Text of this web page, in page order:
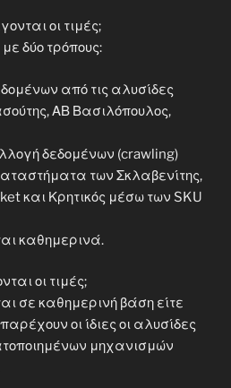
οι τιμές;
δύο τρόπους:
από τις αλυσίδες
ΑΒ Βασιλόπουλος,
δεδομένων (crawling)
των Σκλαβενίτης,
και Κρητικός μέσω των SKU
καθημερινά.
οι τιμές;
σε καθημερινή βάση είτε
οι ίδιες οι αλυσίδες
μηχανισμών